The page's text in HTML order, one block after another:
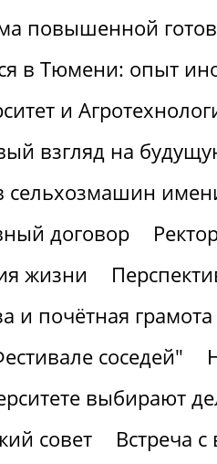
повышенной
в Тюмени: опыт
и
взгляд на
сельхозмашин
договор
жизни
и почётная
соседей"
выбирают
совет
Встреча